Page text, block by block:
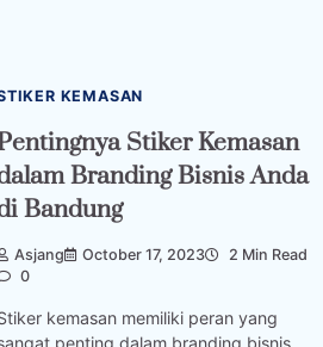
KEMASAN
Stiker Kemasan
Branding Bisnis Anda
Bandung
Asjang October 17, 2023
2 Min Read
0
kemasan memiliki peran yang
penting dalam branding bisnis